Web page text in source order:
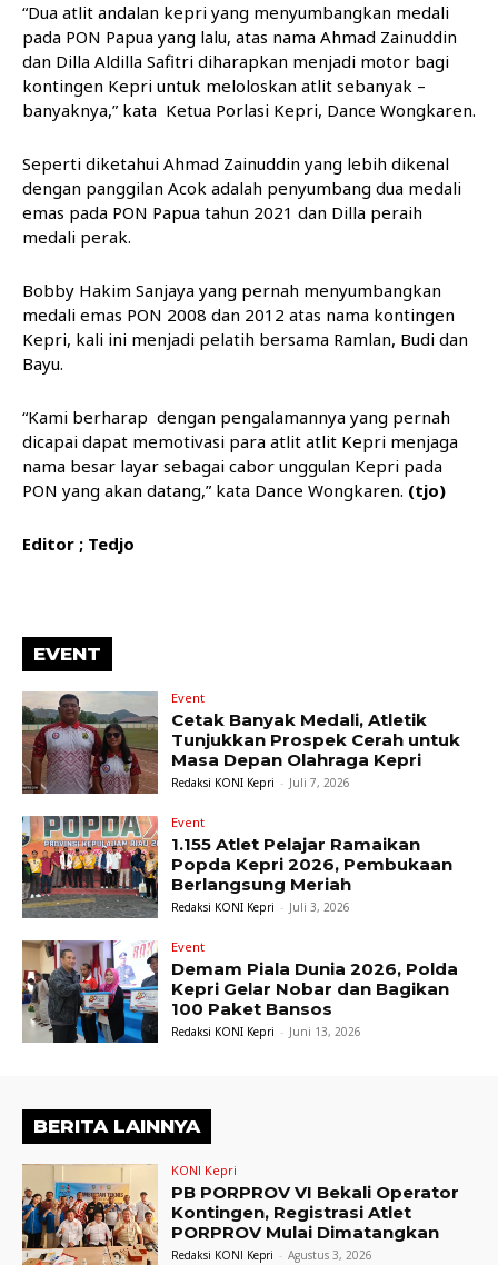
“Dua atlit andalan kepri yang menyumbangkan medali
pada PON Papua yang lalu, atas nama Ahmad Zainuddin
dan Dilla Aldilla Safitri diharapkan menjadi motor bagi
kontingen Kepri untuk meloloskan atlit sebanyak –
banyaknya,” kata Ketua Porlasi Kepri, Dance Wongkaren.
Seperti diketahui Ahmad Zainuddin yang lebih dikenal
dengan panggilan Acok adalah penyumbang dua medali
emas pada PON Papua tahun 2021 dan Dilla peraih
medali perak.
Bobby Hakim Sanjaya yang pernah menyumbangkan
medali emas PON 2008 dan 2012 atas nama kontingen
Kepri, kali ini menjadi pelatih bersama Ramlan, Budi dan
Bayu.
“Kami berharap dengan pengalamannya yang pernah
dicapai dapat memotivasi para atlit atlit Kepri menjaga
nama besar layar sebagai cabor unggulan Kepri pada
PON yang akan datang,” kata Dance Wongkaren. (tjo)
Editor ; Tedjo
EVENT
Event
Cetak Banyak Medali, Atletik
Tunjukkan Prospek Cerah untuk
Masa Depan Olahraga Kepri
Redaksi KONI Kepri - Juli 7, 2026
Event
1.155 Atlet Pelajar Ramaikan
Popda Kepri 2026, Pembukaan
Berlangsung Meriah
Redaksi KONI Kepri - Juli 3, 2026
Event
Demam Piala Dunia 2026, Polda
Kepri Gelar Nobar dan Bagikan
100 Paket Bansos
Redaksi KONI Kepri - Juni 13, 2026
BERITA LAINNYA
KONI Kepri
PB PORPROV VI Bekali Operator
Kontingen, Registrasi Atlet
PORPROV Mulai Dimatangkan
Redaksi KONI Kepri - Agustus 3, 2026